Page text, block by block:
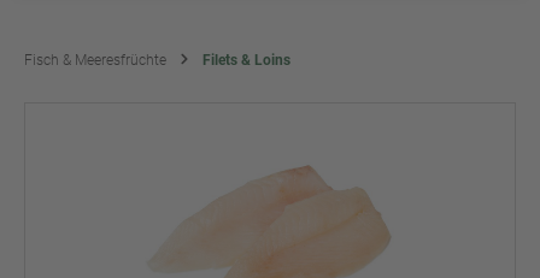
Fisch & Meeresfrüchte Filets & Loins